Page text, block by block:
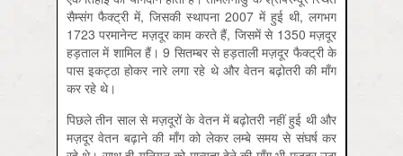
सैम्संग फैक्ट्री में, जिसकी स्थापना 2007 में हुई थी, लगभग
1723 परमानेन्ट मज़दूर काम करते हैं, जिसमें से 1350 मज़दूर
हड़ताल में शामिल हैं। 9 सितम्बर से हड़ताली मज़दूर फैक्ट्री के
पास इकट्ठा होकर नारे लगा रहे थे और वेतन बढ़ोतरी की माँग
कर रहे थे।
पिछले तीन साल से मज़दूरों के वेतन में बढ़ोतरी नहीं हुई थी और
मज़दूर वेतन बढ़ाने की माँग को लेकर लम्बे समय से संघर्ष कर